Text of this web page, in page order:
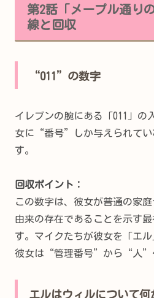
第2話「メープル通り
線と回収
“011”の数字
イレブンの腕にある「011」の
女に“番号”しか与えられてい
す。
回収ポイント：
この数字は、彼女が普通の家
由来の存在であることを示す
す。マイクたちが彼女を「エル
彼女は“管理番号”から“人”
エルはウィルについて何